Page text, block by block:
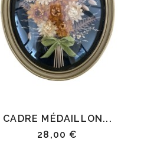
CADRE MÉDAILLON...
28,00 €